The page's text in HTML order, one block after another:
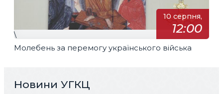
10 серпня,
12:00
\
Молебень за перемогу українського війська
Новини УГКЦ